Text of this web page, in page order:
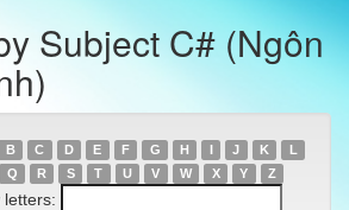
Subject C# (Ngôn
B C D E F G H I J K
L
Q R S T U V W X Y Z